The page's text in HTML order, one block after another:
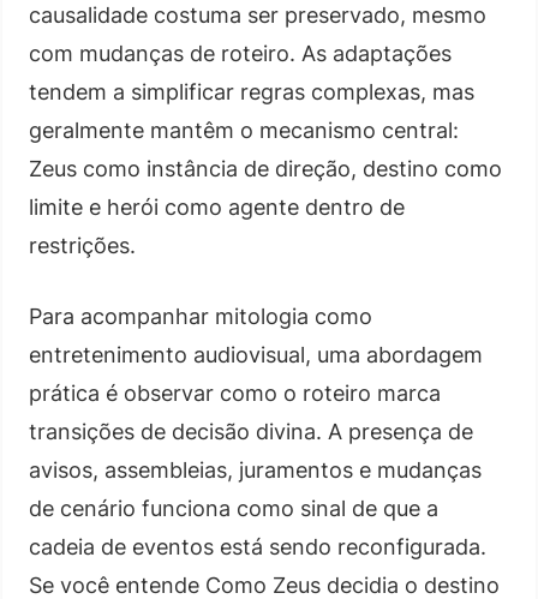
causalidade costuma ser preservado, mesmo
com mudanças de roteiro. As adaptações
tendem a simplificar regras complexas, mas
geralmente mantêm o mecanismo central:
Zeus como instância de direção, destino como
limite e herói como agente dentro de
restrições.
Para acompanhar mitologia como
entretenimento audiovisual, uma abordagem
prática é observar como o roteiro marca
transições de decisão divina. A presença de
avisos, assembleias, juramentos e mudanças
de cenário funciona como sinal de que a
cadeia de eventos está sendo reconfigurada.
Se você entende Como Zeus decidia o destino